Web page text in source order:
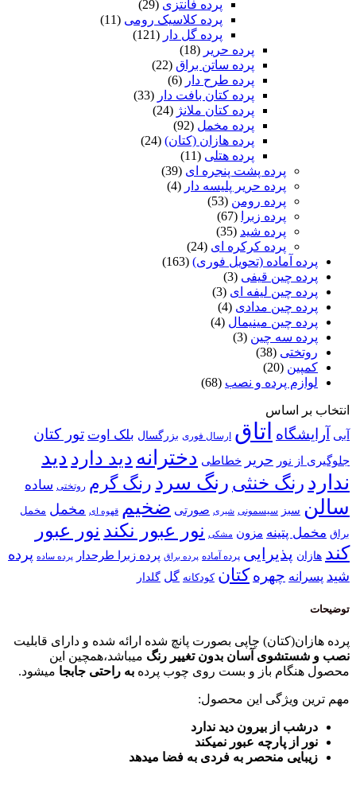
پرده فانتزی (29)
پرده کلاسیک رومی (11)
پرده گل دار
پرده حریر
پرده ساتن براق (22)
پرده طرح دار
پرده کتان بافت دار
پرده کتان ملانژ (24)
پرده مخمل (92)
پرده هازان (کتان) (24)
پرده هتلی (11)
پرده پشت پنجره ای (39)
پرده حریر پلیسه دار
پرده رومن (53)
پرده زبرا
پرده شید (35)
پرده کرکره ای (24)
پرده آماده (تحویل فوری) (163)
پرده چین قیفی (3)
پرده چین لیفه ای (3)
پرده چین مدادی (4)
پرده چین مینیمال (4)
پرده سه چین (3)
روتختی (38)
کمپین (20)
لوازم پرده و نصب (68)
انتخاب بر اساس
آبی آرایشگاهاتاق ارسال فوری بزرگسال بلک اوت تور کتان
جلوگیری از نور حریر خطاطی دخترانهدید دارددید
نداردرنگ خنثی رنگ سردرنگ گرم روتختی ساده
سالن سبز سیسمونی شیری صورتی ضخیم قهوه ای مخمل مخمل
براق مخمل پتینه مزون مشکی نور عبور نکندنور عبور
کند هازان پذیرایی پرده آماده پرده براق پرده زبرا طرحدار پرده ساده پرده
شید پسرانه چهرهکتان کودکانه گل گلدار
توضیحات
پرده هازان(کتان) چاپی بصورت پانچ شده ارائه شده و دارای قابلیت
نصب و شستشوی آسان بدون تغییر رنگمیباشد،همچین این
محصول هنگام باز و بست روی چوب پردهبه راحتی جابجامیشود.
مهم ترین ویژگی این محصول:
درشب از بیرون دید ندارد
نور از پارچه عبور نمیکند
زیبایی منحصر به فردی به فضا میدهد